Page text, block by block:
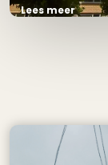
Lees meer